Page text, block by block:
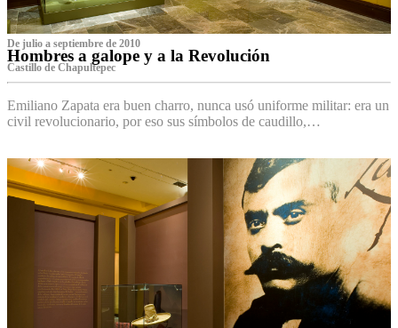
De julio a septiembre de 2010
Hombres a galope y a la Revolución
Castillo de Chapultepec
Emiliano Zapata era buen charro, nunca usó uniforme militar: era un
civil revolucionario, por eso sus símbolos de caudillo,…